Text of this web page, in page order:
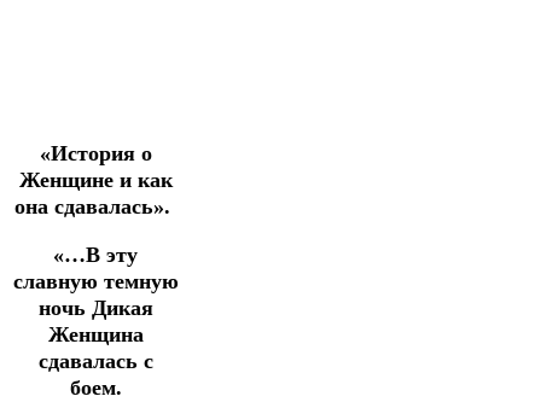
«История о
Женщине и как
она сдавалась».
«…В эту
славную темную
ночь Дикая
Женщина
сдавалась с
боем.